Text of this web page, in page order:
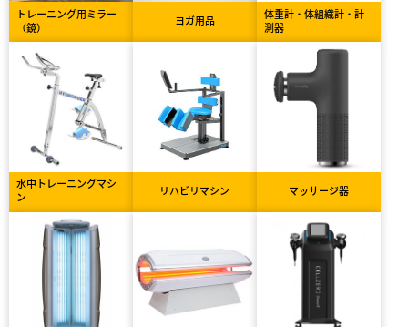
トレーニング用ミラー
（鏡）
ヨガ用品
体重計・体組織計・計
測器
水中トレーニングマシ
ン
リハビリマシン マッサージ器